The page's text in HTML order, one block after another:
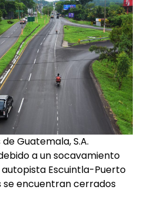
Guatemala, S.A.
a un socavamiento
Escuintla-Puerto
se encuentran cerrados